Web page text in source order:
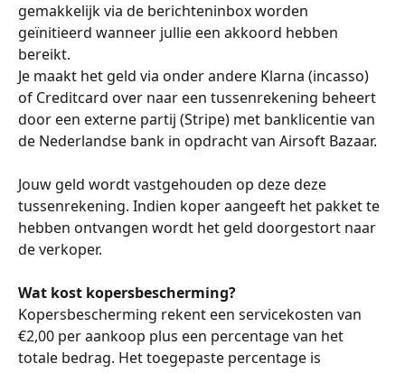
gemakkelijk via de berichteninbox worden
geïnitieerd wanneer jullie een akkoord hebben
bereikt.
Je maakt het geld via onder andere Klarna (incasso)
of Creditcard over naar een tussenrekening beheert
door een externe partij (Stripe) met banklicentie van
de Nederlandse bank in opdracht van Airsoft Bazaar.
Jouw geld wordt vastgehouden op deze deze
tussenrekening. Indien koper aangeeft het pakket te
hebben ontvangen wordt het geld doorgestort naar
de verkoper.
Wat kost kopersbescherming?
Kopersbescherming rekent een servicekosten van
€2,00 per aankoop plus een percentage van het
totale bedrag. Het toegepaste percentage is